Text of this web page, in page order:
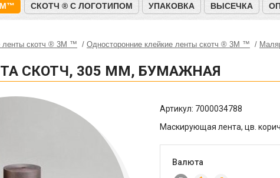
СКОТЧ ® С ЛОГОТИПОМ УПАКОВКА ВЫСЕЧКА
ленты скотч ® 3M ™ Односторонние клейкие ленты скотч ® 3M ™
СКОТЧ, 305 ММ, БУМАЖНАЯ
Артикул: 7000034788
Маскирующая лента, цв.
Валюта